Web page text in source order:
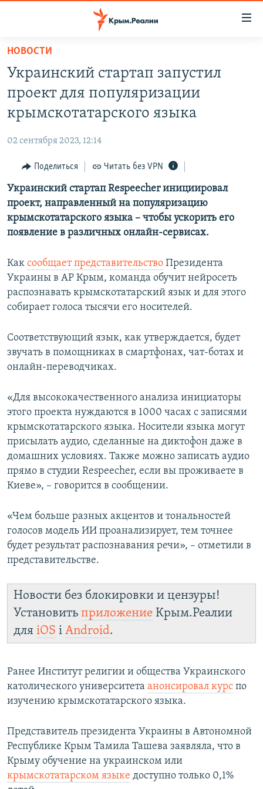
Вернуться
основному
содержанию
Вернутся
главной
навигации
Вернутся
поиску
СПЕЦПРОЕКТЫ
11 ЛЕТ ОККУПАЦИИ КРЫМА. 11 ИСТОРИЙ СОПРОТИВЛЕНИЯ
ВОДА
ЕЩЕ
ИНТЕРАКТИВ
ИНФОГРАФИКА
ТЕЛЕПРОЕКТ КРЫМ.РЕАЛИИ
СОВЕТЫ ПРАВОЗАЩИТНИКОВ
ПОБЕДИТЕЛЕЙ НЕ СУДЯТ?
КРЫМ.НЕПОКОРЕННЫЙ
УКРАИНСКАЯ ПРОБЛЕМА КРЫМА
РАДІО СВОБОДА
КАК ОБОЙТИ БЛОКИРОВКУ
Українською
ПРИСОЕДИНЯЙТЕСЬ!
Все сайты RFE/RL
НОВОСТИ
Украинский стартап запустил
проект для популяризации
крымскотатарского языка
02 сентября 2023, 12:14
Поделиться Читать без VPN
Украинский стартап Respeecher инициировал
проект, направленный на популяризацию
крымскотатарского языка – чтобы ускорить его
появление в различных онлайн-сервисах.
Как сообщает представительство Президента
Украины в АР Крым, команда обучит нейросеть
распознавать крымскотатарский язык и для этого
собирает голоса тысячи его носителей.
Соответствующий язык, как утверждается, будет
звучать в помощниках в смартфонах, чат-ботах и
онлайн-переводчиках.
«Для высококачественного анализа инициаторы
этого проекта нуждаются в 1000 часах с записями
крымскотатарского языка. Носители языка могут
присылать аудио, сделанные на диктофон даже в
домашних условиях. Также можно записать аудио
прямо в студии Respeecher, если вы проживаете в
Киеве», – говорится в сообщении.
«Чем больше разных акцентов и тональностей
голосов модель ИИ проанализирует, тем точнее
будет результат распознавания речи», – отметили в
представительстве.
Новости без блокировки и цензуры!
Установить приложение Крым.Реалии
для iOS і Android.
Ранее Институт религии и общества Украинского
католического университета анонсировал курс по
изучению крымскотатарского языка.
Представитель президента Украины в Автономной
Республике Крым Тамила Ташева заявляла, что в
Крыму обучение на украинском или
крымскотатарском языке доступно только 0,1%